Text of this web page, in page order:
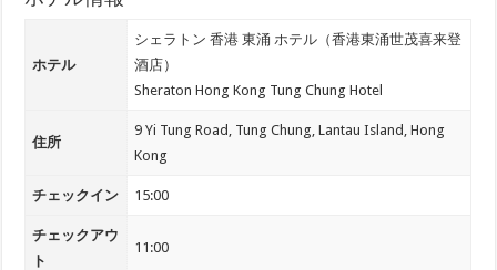
ホテル
シェラトン 香港 東涌 ホテル（香港東涌世茂喜来登
酒店）
Sheraton Hong Kong Tung Chung Hotel
住所
9 Yi Tung Road, Tung Chung, Lantau Island, Hong
Kong
チェックイン 15:00
チェックアウ
ト
11:00